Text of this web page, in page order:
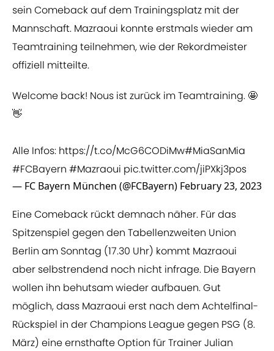
sein Comeback auf dem Trainingsplatz mit der
Mannschaft. Mazraoui konnte erstmals wieder am
Teamtraining teilnehmen, wie der Rekordmeister
offiziell mitteilte.
Welcome back! Nous ist zurück im Teamtraining. 🤩
👋
Alle Infos: https://t.co/McG6CODiMw#MiaSanMia
#FCBayern #Mazraoui pic.twitter.com/jiPXkj3pos
— FC Bayern München (@FCBayern) February 23, 2023
Eine Comeback rückt demnach näher. Für das
Spitzenspiel gegen den Tabellenzweiten Union
Berlin am Sonntag (17.30 Uhr) kommt Mazraoui
aber selbstrendend noch nicht infrage. Die Bayern
wollen ihn behutsam wieder aufbauen. Gut
möglich, dass Mazraoui erst nach dem Achtelfinal-
Rückspiel in der Champions League gegen PSG (8.
März) eine ernsthafte Option für Trainer Julian